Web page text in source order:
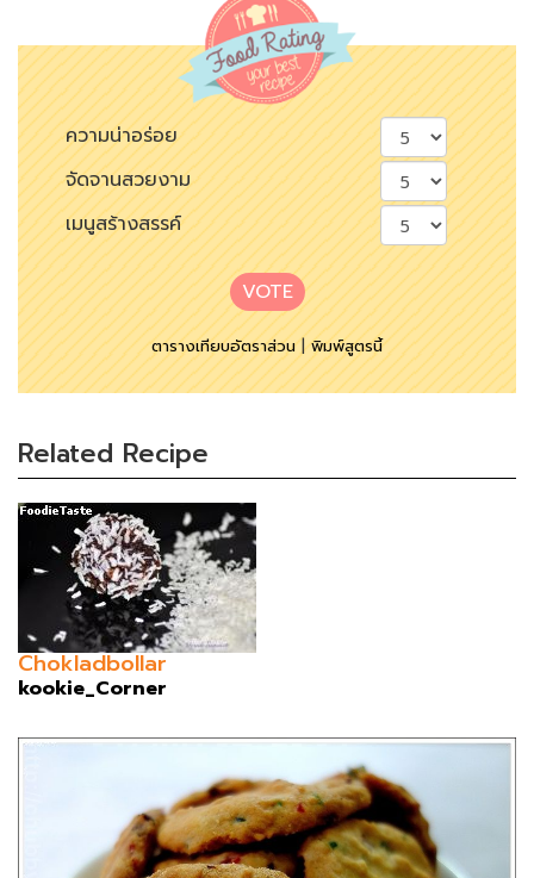
ความน่าอร่อย
จัดจานสวยงาม
เมนูสร้างสรรค์
VOTE
ตารางเทียบอัตราส่วน|พิมพ์สูตรนี้
Related Recipe
Chokladbollar
kookie_Corner